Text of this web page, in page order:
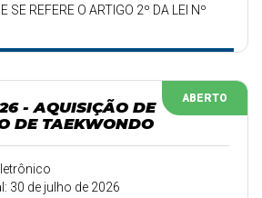
SE REFERE O ARTIGO 2º DA LEI Nº
ABRANGENDO O VERÃO DE
ABERTO
- AQUISIÇÃO DE
DE TAEKWONDO
30 de julho de 2026